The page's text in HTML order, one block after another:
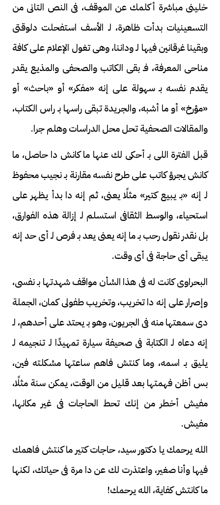
خلينى مباشرة أكلمك عن الموقف، فى النص التانى من
التسعينيات بدأت ظاهرة، لـ الأسف استفحلت دلوقتى
وبقينا غرقانين فيها لـ وداننا، وهى تغول الإعلام على كافة
مناحى المعرفة، فـ بقى الكاتب والصحفى والمذيع يقدر
يقدم نفسه بـ سهولة على إنه «مفكر» أو «باحث» أو
«مؤرخ» أو ما أشبه، والجريدة تبقى راسها بـ راس الكتاب،
والمقالات الصحفية تحل محل الدراسات وهلم جرا.
قبل الفترة اللى بـ أحكى لك عنها ما كانش دا حاصل، ما
كانش يجرؤ كاتب على طرح نفسه مقارنة بـ نجيب محفوظ
لـ إنه «بـ يبيع كتير» مثلًا يعنى، ثم إنه دا بدأ يظهر على
استحياء، والوسط الثقافى استسلم لـ إزالة هذه الفوارق،
بل نقدر نقول رحب بـ ما إنه يعنى يعد بـ فرص لـ أى حد إنه
يبقى أى حاجة فى أى وقت.
البحراوى كانت له فى هذا الشأن مواقف شهدتها بـ نفسى،
وإصرار على إنه دا تخريب، وتخريب طفولى كمان، الجملة
دى سمعتها منه فى الجريون، وهو بـ يحتد على أحدهم، لـ
إنه دعاه لـ الكتابة فى صحيفة سيارة تمهيدًا لـ تنجيمه لـ
يليق بـ اسمه، وما كنتش فاهم ساعتها مشكلته فين،
بس أظن فهمتها بعد قليل من الوقت، يمكن سنة مثلًا،
مفيش أخطر من إنك تحط الحاجات فى غير مكانها،
مفيش.
الله يرحمك يا دكتور سيد، حاجات كتير ما كنتش فاهمك
فيها وأنا صغير، واعتذرت لك عن دا مرة فى حياتك، لكنها
ما كانتش كفاية، الله يرحمك!